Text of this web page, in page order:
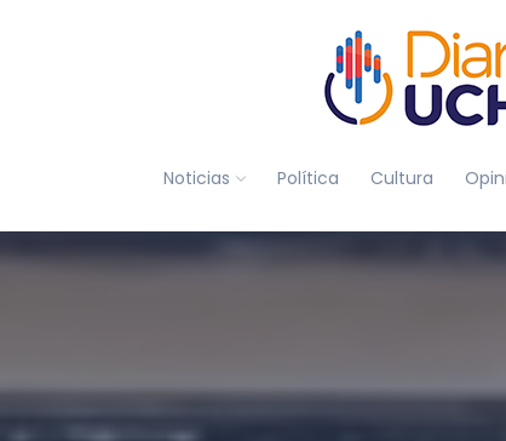
Noticias Política Cultura